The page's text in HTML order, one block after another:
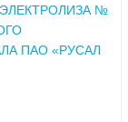
№
ПАО «РУСАЛ